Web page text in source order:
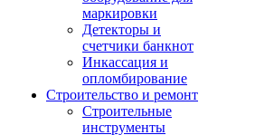
маркировки
Детекторы и
счетчики банкнот
Инкассация и
опломбирование
Строительство и ремонт
Строительные
инструменты